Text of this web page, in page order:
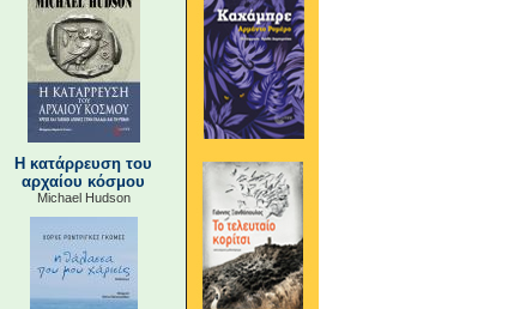
Η κατάρρευση του
αρχαίου κόσμου
Michael Hudson